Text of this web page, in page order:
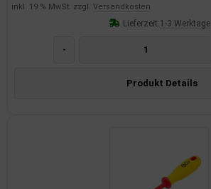
inkl. 19 % MwSt. zzgl. Versandkosten
Lieferzeit:1-3 Werktage
-
Produkt Details